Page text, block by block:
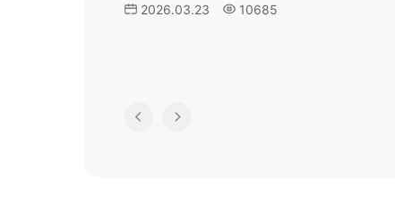
2026.07.09 3366
2026.03.23 10685